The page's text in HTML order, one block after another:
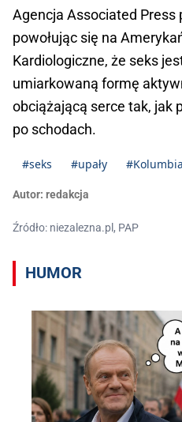
Agencja Associated Press
powołując się na
Kardiologiczne, że seks
umiarkowaną formę
obciążającą serce tak, jak
po schodach.
#seks #upały #Kolumbia
Autor: redakcja
Źródło: niezalezna.pl, PAP
HUMOR